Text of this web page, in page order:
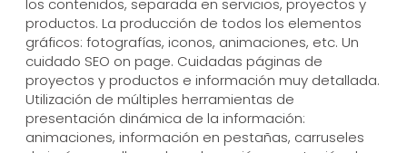
los contenidos, separada en servicios, proyectos y
productos. La producción de todos los elementos
gráficos: fotografías, iconos, animaciones, etc. Un
cuidado SEO on page. Cuidadas páginas de
proyectos y productos e información muy detallada.
Utilización de múltiples herramientas de
presentación dinámica de la información:
animaciones, información en pestañas, carruseles